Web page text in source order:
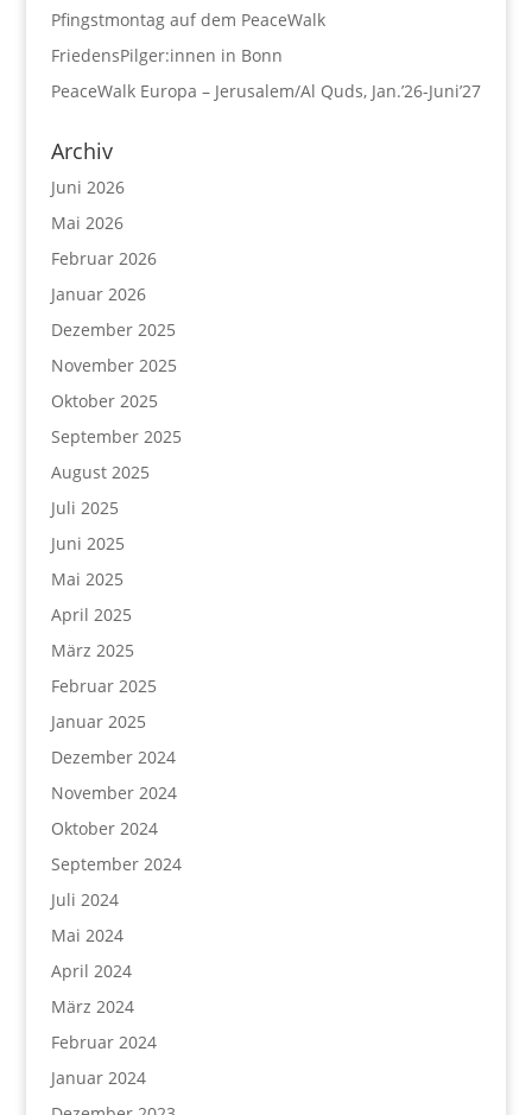
Pfingstmontag auf dem PeaceWalk
FriedensPilger:innen in Bonn
PeaceWalk Europa – Jerusalem/Al Quds, Jan.’26-Juni’27
Archiv
Juni 2026
Mai 2026
Februar 2026
Januar 2026
Dezember 2025
November 2025
Oktober 2025
September 2025
August 2025
Juli 2025
Juni 2025
Mai 2025
April 2025
März 2025
Februar 2025
Januar 2025
Dezember 2024
November 2024
Oktober 2024
September 2024
Juli 2024
Mai 2024
April 2024
März 2024
Februar 2024
Januar 2024